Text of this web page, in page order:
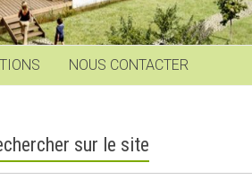
NOUS CONTACTER
sur le site